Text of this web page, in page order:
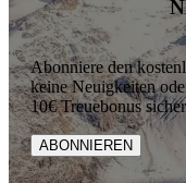
Abonniere den
keine Neuigkeiten
10€ Treuebonus
ABONNIEREN